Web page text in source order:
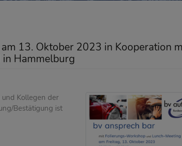
13. Oktober 2023 in Kooperation
in Hammelburg
Kollegen der
Bestätigung ist